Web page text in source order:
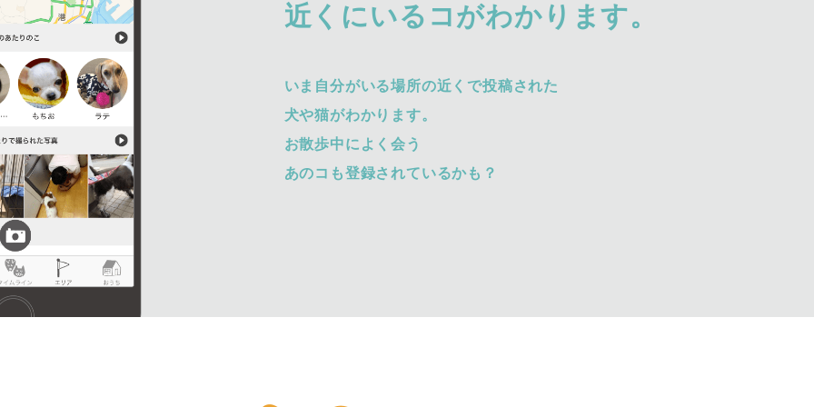
近くにいるコがわかります。
いま自分がいる場所の近くで投稿された
犬や猫がわかります。
お散歩中によく会う
あのコも登録されているかも？